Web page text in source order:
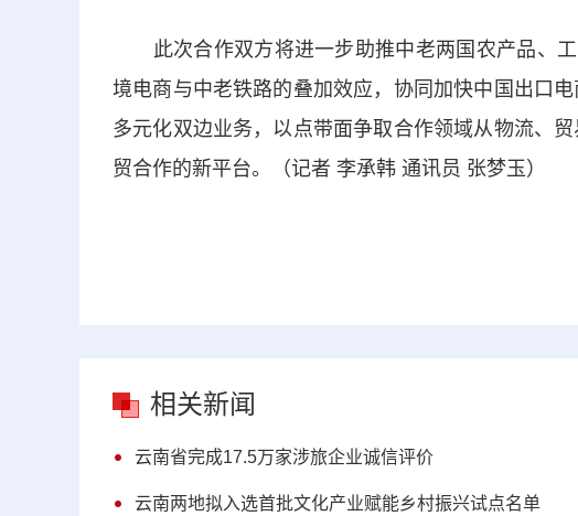
此次合作双方将进一步助推中老两国农产品、工
境电商与中老铁路的叠加效应，协同加快中国出口
多元化双边业务，以点带面争取合作领域从物流、
贸合作的新平台。（记者 李承韩 通讯员 张梦玉）
相关新闻
云南省完成17.5万家涉旅企业诚信评价
云南两地拟入选首批文化产业赋能乡村振兴试点名单